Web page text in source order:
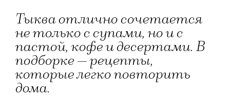
Тыква отлично сочетается
не только с супами, но и с
пастой, кофе и десертами. В
подборке — рецепты,
которые легко повторить
дома.